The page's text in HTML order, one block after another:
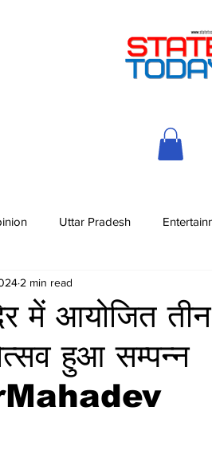
Uttar Pradesh
में आयोजित
हुआ सम्पन्न
2 min read